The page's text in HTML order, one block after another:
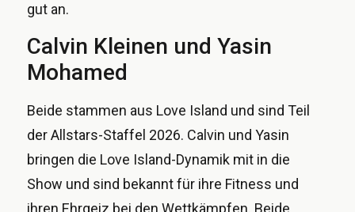
gut an.
Calvin Kleinen und Yasin
Mohamed
Beide stammen aus Love Island und sind Teil
der Allstars-Staffel 2026. Calvin und Yasin
bringen die Love Island-Dynamik mit in die
Show und sind bekannt für ihre Fitness und
ihren Ehrgeiz bei den Wettkämpfen. Beide